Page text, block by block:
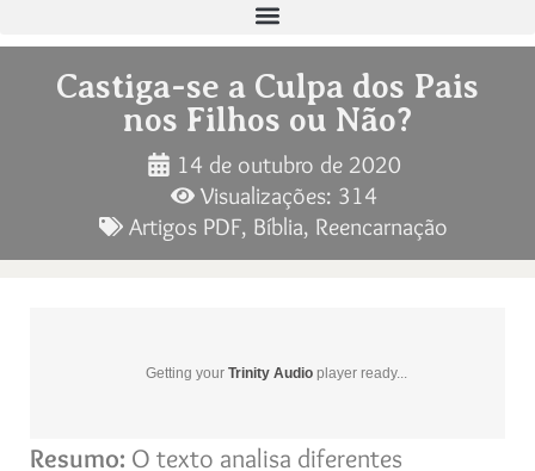
Castiga-se a Culpa dos Pais
nos Filhos ou Não?
14 de outubro de 2020
Visualizações: 314
Artigos PDF, Bíblia, Reencarnação
Getting your Trinity Audio player ready...
Resumo: O texto analisa diferentes